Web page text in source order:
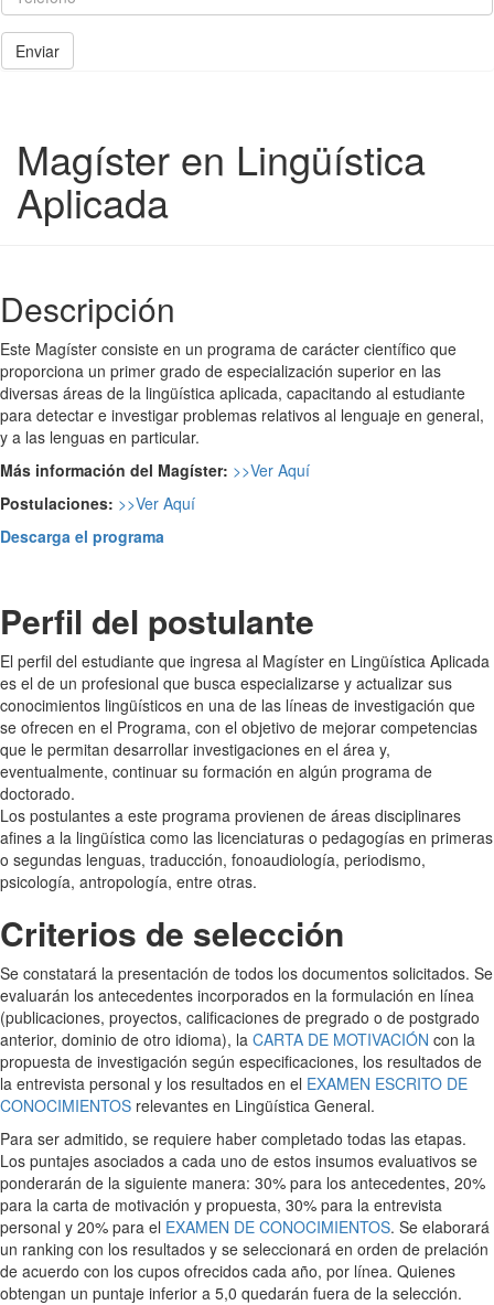
Enviar
Magíster en Lingüística
Aplicada
Descripción
Este Magíster consiste en un programa de carácter científico que
proporciona un primer grado de especialización superior en las
diversas áreas de la lingüística aplicada, capacitando al estudiante
para detectar e investigar problemas relativos al lenguaje en general,
y a las lenguas en particular.
Más información del Magíster: >>Ver Aquí
Postulaciones: >>Ver Aquí
Descarga el programa
Perfil del postulante
El perfil del estudiante que ingresa al Magíster en Lingüística Aplicada
es el de un profesional que busca especializarse y actualizar sus
conocimientos lingüísticos en una de las líneas de investigación que
se ofrecen en el Programa, con el objetivo de mejorar competencias
que le permitan desarrollar investigaciones en el área y,
eventualmente, continuar su formación en algún programa de
doctorado.
Los postulantes a este programa provienen de áreas disciplinares
afines a la lingüística como las licenciaturas o pedagogías en primeras
o segundas lenguas, traducción, fonoaudiología, periodismo,
psicología, antropología, entre otras.
Criterios de selección
Se constatará la presentación de todos los documentos solicitados. Se
evaluarán los antecedentes incorporados en la formulación en línea
(publicaciones, proyectos, calificaciones de pregrado o de postgrado
anterior, dominio de otro idioma), la CARTA DE MOTIVACIÓN con la
propuesta de investigación según especificaciones, los resultados de
la entrevista personal y los resultados en el EXAMEN ESCRITO DE
CONOCIMIENTOS relevantes en Lingüística General.
Para ser admitido, se requiere haber completado todas las etapas.
Los puntajes asociados a cada uno de estos insumos evaluativos se
ponderarán de la siguiente manera: 30% para los antecedentes, 20%
para la carta de motivación y propuesta, 30% para la entrevista
personal y 20% para el EXAMEN DE CONOCIMIENTOS. Se elaborará
un ranking con los resultados y se seleccionará en orden de prelación
de acuerdo con los cupos ofrecidos cada año, por línea. Quienes
obtengan un puntaje inferior a 5,0 quedarán fuera de la selección.